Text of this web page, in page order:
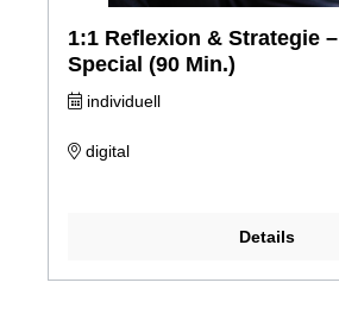
1:1 Reflexion & Strategie
Special (90 Min.)
individuell
digital
Details